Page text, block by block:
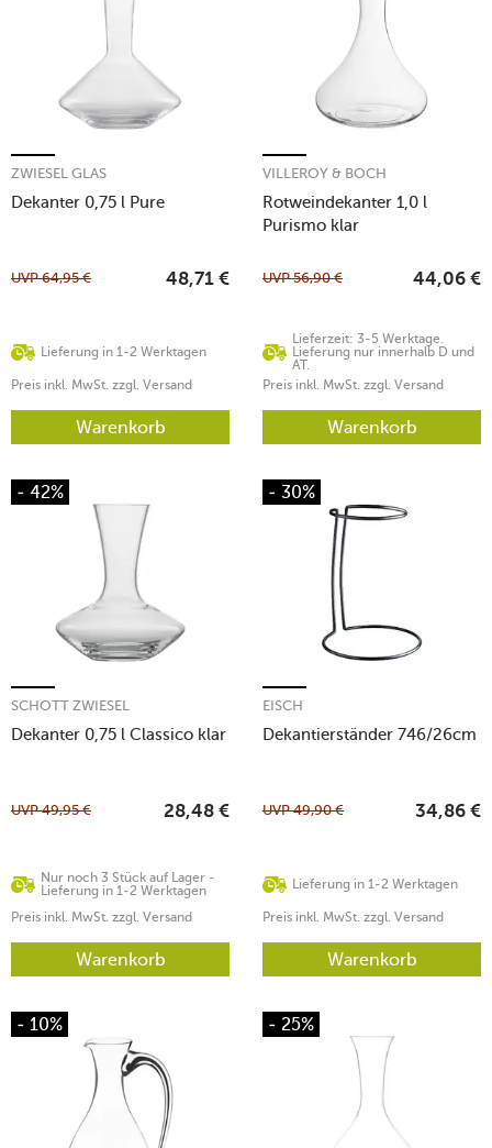
Dekanter 0,75 l Pure
ZWIESEL GLAS
Lieferung in 1-2 Werktagen
UVP64,95 € 48,71 €
Preis inkl. MwSt. zzgl. Versand
Warenkorb
Rotweindekanter 1,0 l
Purismo klar
VILLEROY & BOCH
Lieferzeit: 3-5 Werktage.
Lieferung nur innerhalb D und
AT.
UVP56,90 € 44,06 €
Preis inkl. MwSt. zzgl. Versand
Warenkorb
- 42%
Dekanter 0,75 l Classico klar
SCHOTT ZWIESEL
Nur noch 3 Stück auf Lager -
Lieferung in 1-2 Werktagen
UVP49,95 € 28,48 €
Preis inkl. MwSt. zzgl. Versand
Warenkorb
- 30%
Dekantierständer 746/26cm
EISCH
Lieferung in 1-2 Werktagen
UVP49,90 € 34,86 €
Preis inkl. MwSt. zzgl. Versand
Warenkorb
- 10% - 25%